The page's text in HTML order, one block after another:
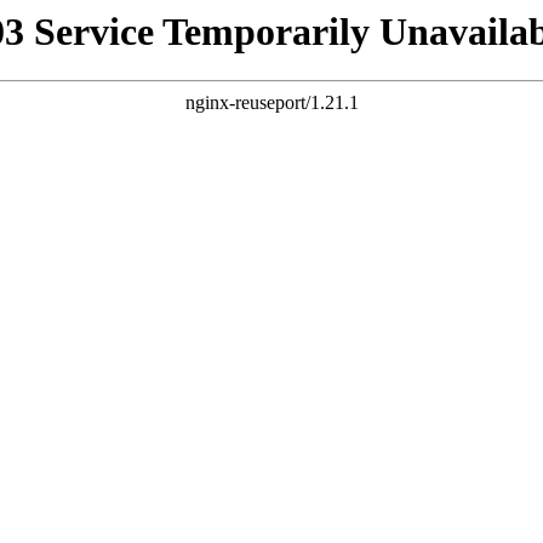
Service Temporarily
nginx-reuseport/1.21.1